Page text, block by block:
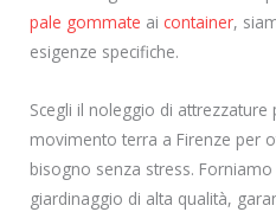
pale gommate ai container,
esigenze specifiche.
Scegli il noleggio di
movimento terra a Firenze per
bisogno senza stress.
giardinaggio di alta qualità,